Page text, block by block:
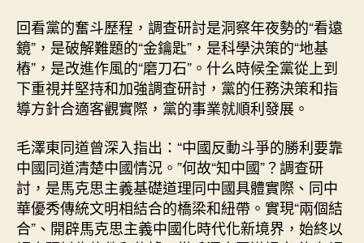
回看黨的奮斗歷程，調查研討是洞察年夜勢的“看遠
鏡”，是破解難題的“金鑰匙”，是科學決策的“地基
樁”，是改進作風的“磨刀石”。什么時候全黨從上到
下重視并堅持和加強調查研討，黨的任務決策和指
導方針合適客觀實際，黨的事業就順利發展。
毛澤東同道曾深入指出：“中國反動斗爭的勝利要靠
中國同道清楚中國情況。”何故“知中國”？調查研
討，是馬克思主義基礎道理同中國具體實際、同中
華優秀傳統文明相結合的橋梁和紐帶。實現“兩個結
合”、開辟馬克思主義中國化時代化新境界，始終以